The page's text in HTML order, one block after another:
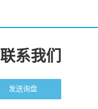
联系我们
发送询盘